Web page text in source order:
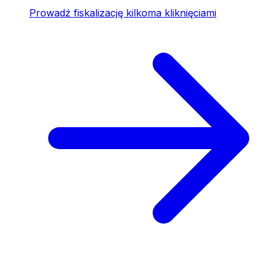
Prowadź fiskalizację kilkoma kliknięciami